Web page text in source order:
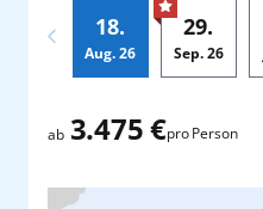
18.
Aug. 26
29.
Sep.26
ab 3.475 €pro Person